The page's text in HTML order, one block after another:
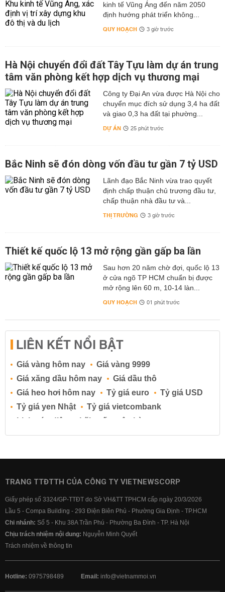
kinh tế Vũng Áng đến năm 2050
định hướng phát triển không...
QUY HOẠCH 3 giờ trước
Hà Nội chuyển đổi đất Tây Tựu làm dự án trung
tâm văn phòng kết hợp dịch vụ thương mại
Công ty Đại An vừa được Hà Nội cho
chuyển mục đích sử dụng 3,4 ha đất
và giao 0,3 ha đất tại phường...
DỰ ÁN 25 phút trước
Bắc Ninh sẽ đón dòng vốn đầu tư gần 7 tỷ USD
Lãnh đạo Bắc Ninh vừa trao quyết
định chấp thuận chủ trương đầu tư,
chấp thuận nhà đầu tư và...
THỊ TRƯỜNG 3 giờ trước
Thiết kế quốc lộ 13 mở rộng gần gấp ba lần
Sau hơn 20 năm chờ đợi, quốc lộ 13
ở cửa ngõ TP HCM chuẩn bị được
mở rộng lên 60 m, 10-14 làn...
QUY HOẠCH 01 phút trước
LIÊN KẾT NỔI BẬT
Giá vàng hôm nay
Giá vàng 9999
Giá xăng dầu hôm nay
Giá dầu thô
Giá heo hơi hôm nay
Tỷ giá euro
Tỷ giá USD
Tỷ giá yen Nhật
Tỷ giá vietcombank
Lịch cúp điện
Lãi suất ngân hàng
Lãi suất tiết kiệm
Lãi suất tiền gửi
Lãi suất ngân hàng BIDV
Lãi suất ngân hàng Vietcombank
TRANG TTĐTTH CỦA CÔNG TY VIETNEWSCORP
Giấy phép số 3324/GP-TTĐT do Sở VH&TT TPHCM cấp ngày 20/3/2026
Lầu 5 - Compa Building - 293 Điện Biên Phủ - Phường Gia Định - TP.HCM
Chi nhánh: Số 5 - Khu 38A Trần Phú - Phường Ba Đình - TP. Hà Nội
Chịu trách nhiệm nội dung: Nguyễn Minh Quyết
Trách nhiệm về thông tin
Hotline: 0975798489 Email: info@vietnammoi.vn